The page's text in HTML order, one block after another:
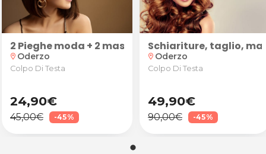
bio e piega moda
2 Pieghe moda + 2 maschere BIO
location_on Oderzo
Colpo Di Testa
24,90€
45,00€ -45%
Schiariture, taglio,
location_on Oderzo
Colpo Di Testa
49,90€
90,00€ -45%